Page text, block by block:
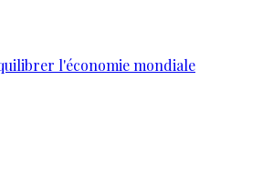
l'économie mondiale